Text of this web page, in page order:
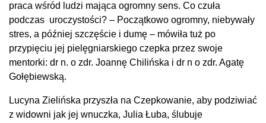
praca wśród ludzi mająca ogromny sens. Co czuła
podczas uroczystości? – Początkowo ogromny, niebywały
stres, a później szczęście i dumę – mówiła tuż po
przypięciu jej pielęgniarskiego czepka przez swoje
mentorki: dr n. o zdr. Joannę Chilińska i dr n o zdr. Agatę
Gołębiewską.
Lucyna Zielińska przyszła na Czepkowanie, aby podziwiać
z widowni jak jej wnuczka, Julia Łuba, ślubuje